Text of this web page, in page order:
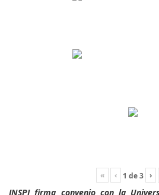
« ‹ 1 de3 ›
INSPI firma convenio con la